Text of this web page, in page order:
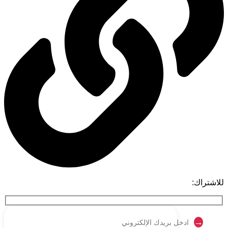
للاشتراك: